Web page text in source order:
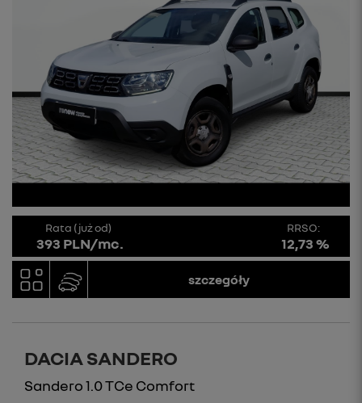
Rata (już od)
393 PLN/mc.
RRSO:
12,73 %
szczegóły
DACIA SANDERO
Sandero 1.0 TCe Comfort